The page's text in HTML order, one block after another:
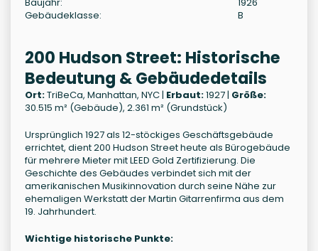
Gebäudeklasse:
B
200 Hudson Street: Historische
Bedeutung & Gebäudedetails
Ort:TriBeCa, Manhattan, NYC | Erbaut:1927 | Größe:
30.515 m² (Gebäude), 2.361 m² (Grundstück)
Ursprünglich 1927 als 12-stöckiges Geschäftsgebäude
errichtet, dient 200 Hudson Street heute als Bürogebäude
für mehrere Mieter mit LEED Gold Zertifizierung. Die
Geschichte des Gebäudes verbindet sich mit der
amerikanischen Musikinnovation durch seine Nähe zur
ehemaligen Werkstatt der Martin Gitarrenfirma aus dem
19. Jahrhundert.
Wichtige historische Punkte: